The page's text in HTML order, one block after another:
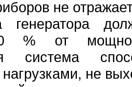
не
генератора
% от
система
не